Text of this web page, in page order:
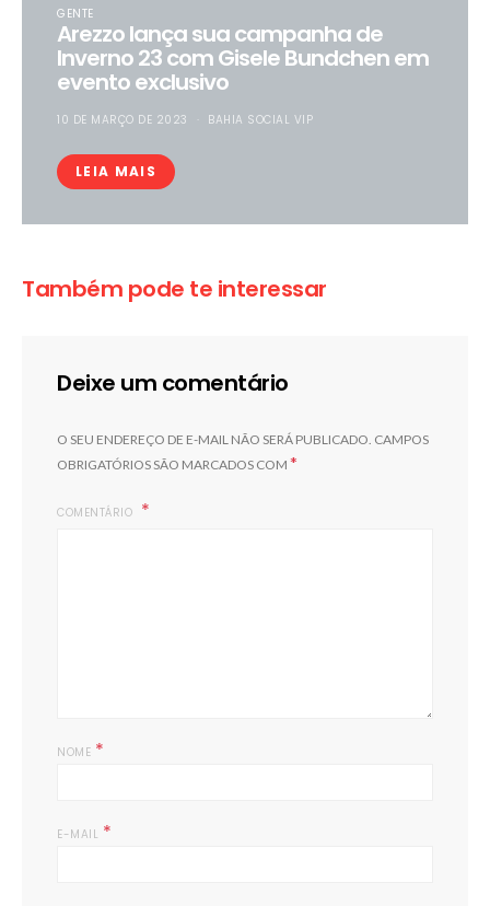
GENTE
Arezzo lança sua campanha de
Inverno 23 com Gisele Bundchen em
evento exclusivo
10 DE MARÇO DE 2023 BAHIA SOCIAL VIP
LEIA MAIS
Também pode te interessar
Deixe um comentário
O SEU ENDEREÇO DE E-MAIL NÃO SERÁ PUBLICADO. CAMPOS
OBRIGATÓRIOS SÃO MARCADOS COM *
COMENTÁRIO
NOME *
E-MAIL *